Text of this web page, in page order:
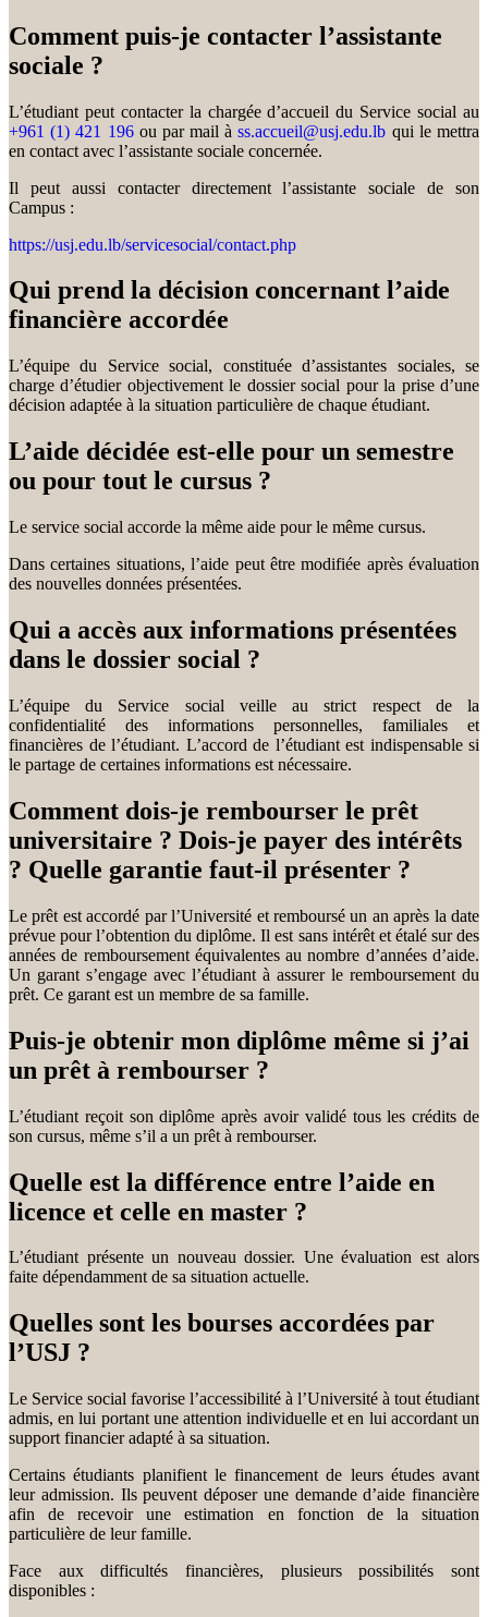
Comment puis-je contacter l’assistante
sociale ?
L’étudiant peut contacter la chargée d’accueil du Service social au
+961 (1) 421 196ou par mail àss.accueil@usj.edu.lb qui le mettra
en contact avec l’assistante sociale concernée.
Il peut aussi contacter directement l’assistante sociale de son
Campus :
https://usj.edu.lb/servicesocial/contact.php
Qui prend la décision concernant l’aide
financière accordée
L’équipe du Service social, constituée d’assistantes sociales, se
charge d’étudier objectivement le dossier social pour la prise d’une
décision adaptée à la situation particulière de chaque étudiant.
L’aide décidée est-elle pour un semestre
ou pour tout le cursus ?
Le service social accorde la même aide pour le même cursus.
Dans certaines situations, l’aide peut être modifiée après évaluation
des nouvelles données présentées.
Qui a accès aux informations présentées
dans le dossier social ?
L’équipe du Service social veille au strict respect de la
confidentialité des informations personnelles, familiales et
financières de l’étudiant. L’accord de l’étudiant est indispensable si
le partage de certaines informations est nécessaire.
Comment dois-je rembourser le prêt
universitaire ? Dois-je payer des intérêts
? Quelle garantie faut-il présenter ?
Le prêt est accordé par l’Université et remboursé un an après la date
prévue pour l’obtention du diplôme. Il est sans intérêt et étalé sur des
années de remboursement équivalentes au nombre d’années d’aide.
Un garant s’engage avec l’étudiant à assurer le remboursement du
prêt. Ce garant est un membre de sa famille.
Puis-je obtenir mon diplôme même si j’ai
un prêt à rembourser ?
L’étudiant reçoit son diplôme après avoir validé tous les crédits de
son cursus, même s’il a un prêt à rembourser.
Quelle est la différence entre l’aide en
licence et celle en master ?
L’étudiant présente un nouveau dossier. Une évaluation est alors
faite dépendamment de sa situation actuelle.
Quelles sont les bourses accordées par
l’USJ ?
Le Service social favorise l’accessibilité à l’Université à tout étudiant
admis, en lui portant une attention individuelle et en lui accordant un
support financier adapté à sa situation.
Certains étudiants planifient le financement de leurs études avant
leur admission. Ils peuvent déposer une demande d’aide financière
afin de recevoir une estimation en fonction de la situation
particulière de leur famille.
Face aux difficultés financières, plusieurs possibilités sont
disponibles :